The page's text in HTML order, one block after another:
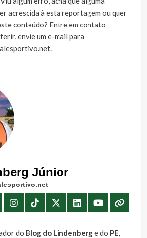
acrescida à esta reportagem ou quer
conteúdo? Entre em contato
envie um e-mail para
.
Júnior
do Blog do Lindenberge do PE,